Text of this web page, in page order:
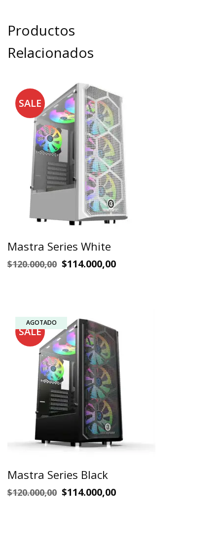
Productos
Relacionados
SALE
Mastra Series White
$120.000,00 $114.000,00
SALE
AGOTADO
Mastra Series Black
$120.000,00 $114.000,00